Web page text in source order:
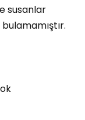
susanlar